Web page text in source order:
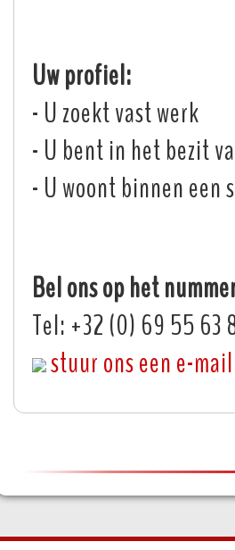
Uw profiel:
- U zoekt vast werk
- U bent in het bezit
- U woont binnen een
Bel ons op het
Tel: +32 (0) 69 55 63
stuur ons een e-mail